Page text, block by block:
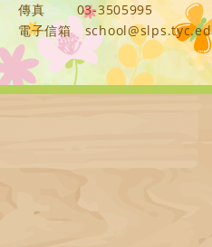
傳真
03-3505995
電子信箱